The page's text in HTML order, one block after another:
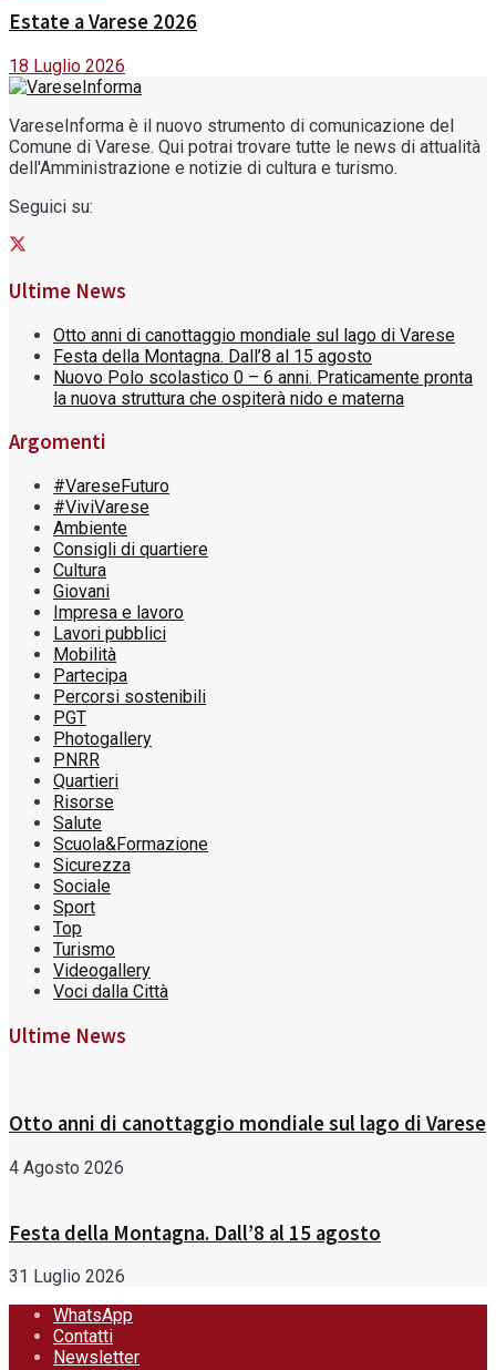
Estate a Varese 2026
18 Luglio 2026
VareseInforma è il nuovo strumento di comunicazione del
Comune di Varese. Qui potrai trovare tutte le news di attualità
dell'Amministrazione e notizie di cultura e turismo.
Seguici su:
Ultime News
Otto anni di canottaggio mondiale sul lago di Varese
Festa della Montagna. Dall’8 al 15 agosto
Nuovo Polo scolastico 0 – 6 anni. Praticamente pronta
la nuova struttura che ospiterà nido e materna
Argomenti
#VareseFuturo
#ViviVarese
Ambiente
Consigli di quartiere
Cultura
Giovani
Impresa e lavoro
Lavori pubblici
Mobilità
Partecipa
Percorsi sostenibili
PGT
Photogallery
PNRR
Quartieri
Risorse
Salute
Scuola&Formazione
Sicurezza
Sociale
Sport
Top
Turismo
Videogallery
Voci dalla Città
Ultime News
Otto anni di canottaggio mondiale sul lago di Varese
4 Agosto 2026
Festa della Montagna. Dall’8 al 15 agosto
31 Luglio 2026
WhatsApp
Contatti
Newsletter